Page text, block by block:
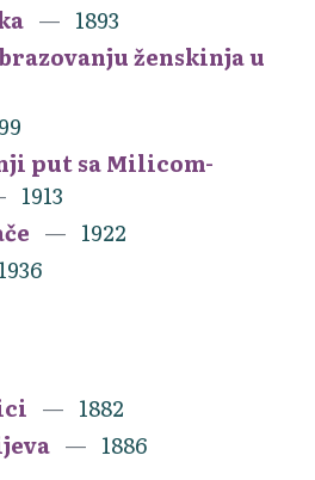
1893
ženskinja u
put sa Milicom-
1913
1922
1936
1882
1886